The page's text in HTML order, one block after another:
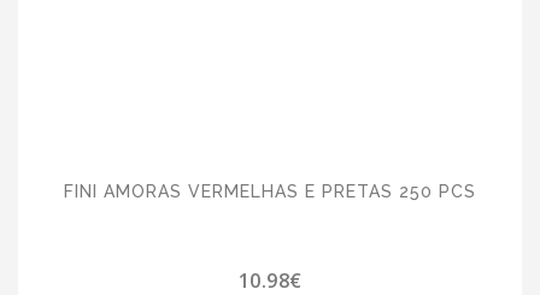
FINI AMORAS VERMELHAS E PRETAS 250 PCS
10.98€